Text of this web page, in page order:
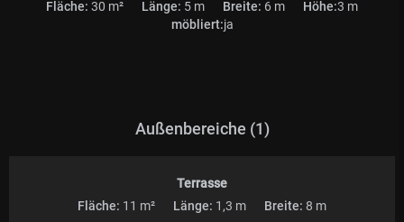
Fläche: 30 m² Länge: 5 m Breite: 6 m Höhe:3 m
möbliert:ja
Außenbereiche (1)
Terrasse
Fläche: 11 m² Länge: 1,3 m Breite: 8 m